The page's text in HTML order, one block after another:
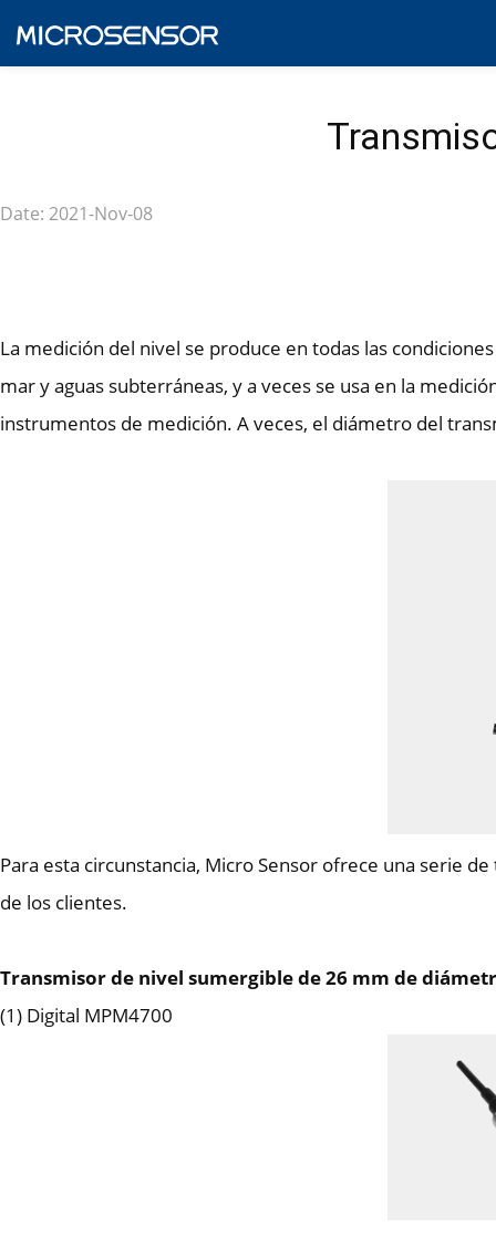
Date: 2021-Nov-08
La medición del nivel se produce en todas las
mar y aguas subterráneas, y a veces se usa en la
instrumentos de medición. A veces, el diámetro del
Para esta circunstancia, Micro Sensor ofrece una serie
de los clientes.
Transmisor de nivel sumergible de 26 mm de
(1) Digital MPM4700